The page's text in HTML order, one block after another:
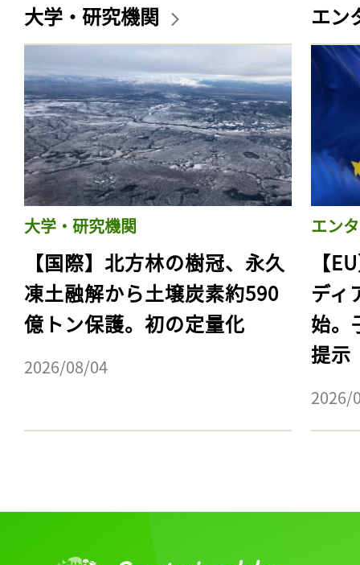
大学・研究機関
大学・研究機関
【国際】北方林の樹冠、永久
凍土融解から土壌炭素約590
億トン保護。初の定量化
2026/08/04
エン
エン
【
ディ
始。
提示
2026/